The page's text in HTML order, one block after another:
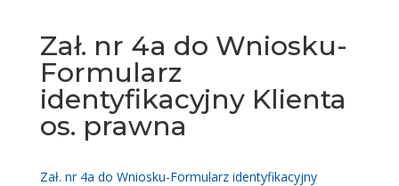
Zał. nr 4a do Wniosku-
Formularz
identyfikacyjny Klienta
os. prawna
Zał. nr 4a do Wniosku-Formularz identyfikacyjny